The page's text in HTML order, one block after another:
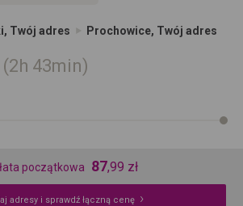
Twój adres Prochowice, Twój adres
2h 43min
początkowa 87,99 zł
adresy i sprawdź łączną cenę